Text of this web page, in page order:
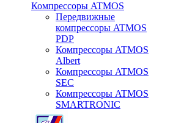
Компрессоры ATMOS
Передвижные
компрессоры ATMOS
PDP
Компрессоры ATMOS
Albert
Компрессоры ATMOS
SEC
Компрессоры ATMOS
SMARTRONIC